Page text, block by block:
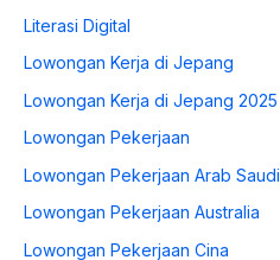
Literasi Digital
Lowongan Kerja di Jepang
Lowongan Kerja di Jepang 2025
Lowongan Pekerjaan
Lowongan Pekerjaan Arab Saudi
Lowongan Pekerjaan Australia
Lowongan Pekerjaan Cina